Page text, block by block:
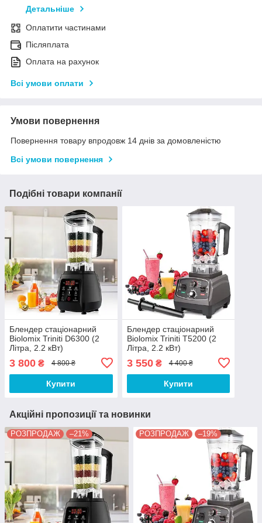
Детальніше
Оплатити частинами
Післяплата
Оплата на рахунок
Всі умови оплати
Умови повернення
Повернення товару впродовж 14 днів за домовленістю
Всі умови повернення
Подібні товари компанії
Блендер стаціонарний
Biolomix Triniti D6300 (2
Літра, 2.2 кВт)
чашею для смузі, фрешів,
коктейлів
3 800 ₴ 4 800 ₴
Купити
Блендер стаціонарний
Biolomix Triniti T5200 (2
Літра, 2.2 кВт)
чашею для смузі, фрешів,
коктейлів
3 550₴ 4 400 ₴
Купити
Акційні пропозиції та новинки
РОЗПРОДАЖ –21% РОЗПРОДАЖ –19%